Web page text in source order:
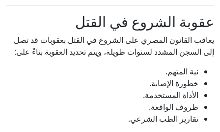
عقوبة الشروع في القتل
يعاقب القانون المصري على الشروع في القتل بعقوبات قد تصل
إلى السجن المشدد لسنوات طويلة، ويتم تحديد العقوبة بناءً على:
نية المتهم.
خطورة الإصابة.
الأداة المستخدمة.
ظروف الواقعة.
تقارير الطب الشرعي.